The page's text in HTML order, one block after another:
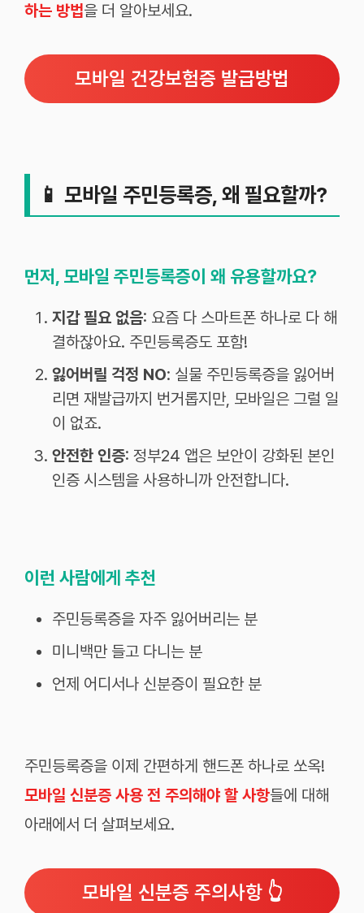
하는 방법을 더 알아보세요.
모바일 건강보험증 발급방법
📱 모바일 주민등록증, 왜 필요할까?
먼저, 모바일 주민등록증이 왜 유용할까요?
지갑 필요 없음: 요즘 다 스마트폰 하나로 다 해
결하잖아요. 주민등록증도 포함!
잃어버릴 걱정 NO: 실물 주민등록증을 잃어버
리면 재발급까지 번거롭지만, 모바일은 그럴 일
이 없죠.
안전한 인증: 정부24 앱은 보안이 강화된 본인
인증 시스템을 사용하니까 안전합니다.
이런 사람에게 추천
주민등록증을 자주 잃어버리는 분
미니백만 들고 다니는 분
언제 어디서나 신분증이 필요한 분
주민등록증을 이제 간편하게 핸드폰 하나로 쏘옥!
모바일 신분증 사용 전 주의해야 할 사항들에 대해
아래에서 더 살펴보세요.
모바일 신분증 주의사항 👆